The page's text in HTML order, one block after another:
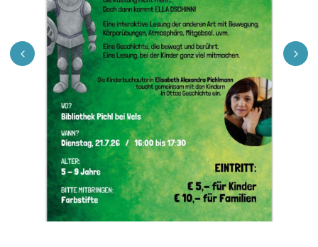
Lesung Ella Dschinn